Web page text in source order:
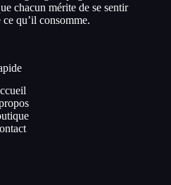
chacun mérite de se sentir
qu’il consomme.